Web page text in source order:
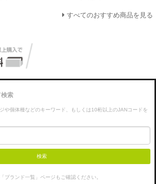
すべてのおすすめ商品を見る
索
や個体種などのキーワード、もしくは10桁以上のJANコードを
検索
ブランド一覧」ページもご確認ください。